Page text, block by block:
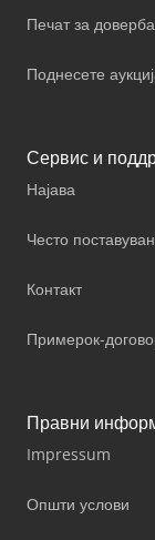
Печат за доверба
Поднесете
Сервис и
Најава
Често
Контакт
Примерок-
Правни
Impressum
Општи услови